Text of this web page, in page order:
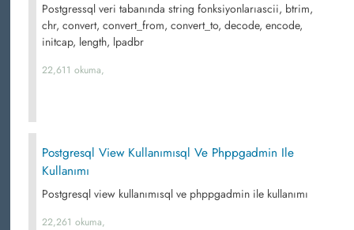
Postgressql veri tabanında string fonksiyonlarıascii, btrim,
chr, convert, convert_from, convert_to, decode, encode,
initcap, length, lpadbr
22,611 okuma,
Postgresql View Kullanımısql Ve Phppgadmin Ile
Kullanımı
Postgresql view kullanımısql ve phppgadmin ile kullanımı
22,261 okuma,